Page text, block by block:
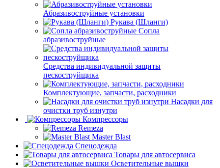
Абразивоструйные установки
Рукава (Шланги)
Сопла
абразивоструйные
Средства индивидуальной защиты
пескоструйщика
Комплектующие, запчасти, расходники
Насадки для
очистки труб изнутри
Компрессоры
Remeza
Master Blast
Спецодежда
Товары для автосервиса
Осветительные вышки